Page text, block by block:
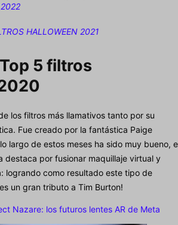
2022
HALLOWEEN 2021
5 filtros
los filtros más llamativos tanto por su
Fue creado por la fantástica Paige
largo de estos meses ha sido muy bueno, e
destaca por fusionar maquillaje virtual y
logrando como resultado este tipo de
un gran tributo a Tim Burton!
Nazare: los futuros lentes AR de Meta